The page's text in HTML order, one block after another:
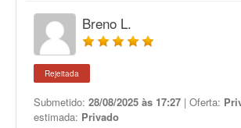
Breno L.
Rejeitada
Submetido: 28/08/2025 às 17:27 | Oferta:
estimada: Privado